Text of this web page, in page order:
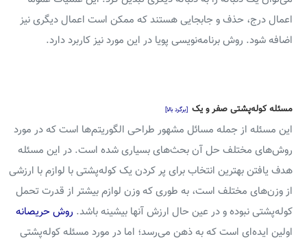
اعمال درج، حذف و جابجایی هستند که ممکن است اعمال دیگری نیز
اضافه شود. روش برنامه‌نویسی پویا در این مورد نیز کاربرد دارد.
مسئله کوله‌پشتی صفر و یک [برگرد بالا]
این مسئله از جمله مسائل مشهور طراحی الگوریتم‌ها است که در مورد
روش‌های مختلف حل آن بحث‌های بسیاری شده است. در این مسئله
هدف یافتن بهترین انتخاب برای پر کردن یک کوله‌پشتی با لوازم با ارزشی
از وزن‌های مختلف است، به طوری که وزن لوازم بیشتر از قدرت تحمل
کوله‌پشتی نبوده و در عین حال ارزش آنها بیشینه باشد.روش حریصانه
اولین ایده‌ای است که به ذهن می‌رسد؛ اما در مورد مسئله کوله‌پشتی